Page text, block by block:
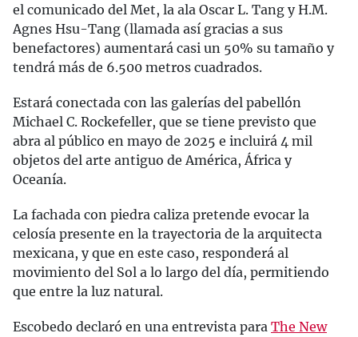
el comunicado del Met, la ala Oscar L. Tang y H.M.
Agnes Hsu-Tang (llamada así gracias a sus
benefactores) aumentará casi un 50% su tamaño y
tendrá más de 6.500 metros cuadrados.
Estará conectada con las galerías del pabellón
Michael C. Rockefeller, que se tiene previsto que
abra al público en mayo de 2025 e incluirá 4 mil
objetos del arte antiguo de América, África y
Oceanía.
La fachada con piedra caliza pretende evocar la
celosía presente en la trayectoria de la arquitecta
mexicana, y que en este caso, responderá al
movimiento del Sol a lo largo del día, permitiendo
que entre la luz natural.
Escobedo declaró en una entrevista para The New